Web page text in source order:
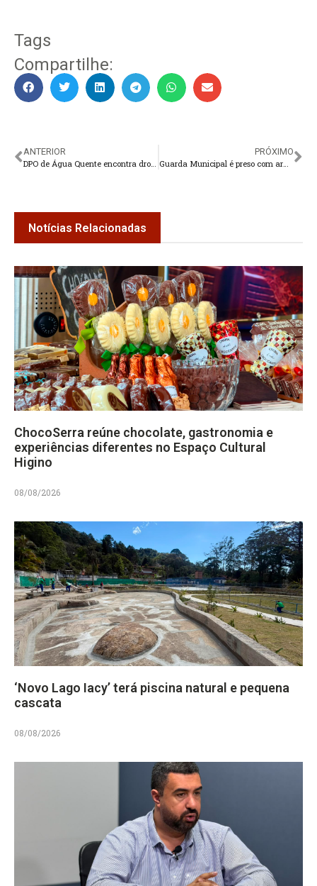
Tags
Compartilhe:
ANTERIOR
PRÓXIMO
Notícias Relacionadas
ChocoSerra reúne chocolate, gastronomia e
experiências diferentes no Espaço Cultural
Higino
08/08/2026
‘Novo Lago Iacy’ terá piscina natural e pequena
cascata
08/08/2026